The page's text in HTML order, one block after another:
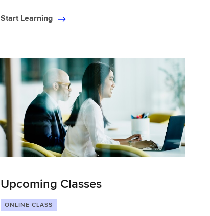
S
r
L
r
n
n
Start Learning
Upcoming Classes
ONLINE CLASS